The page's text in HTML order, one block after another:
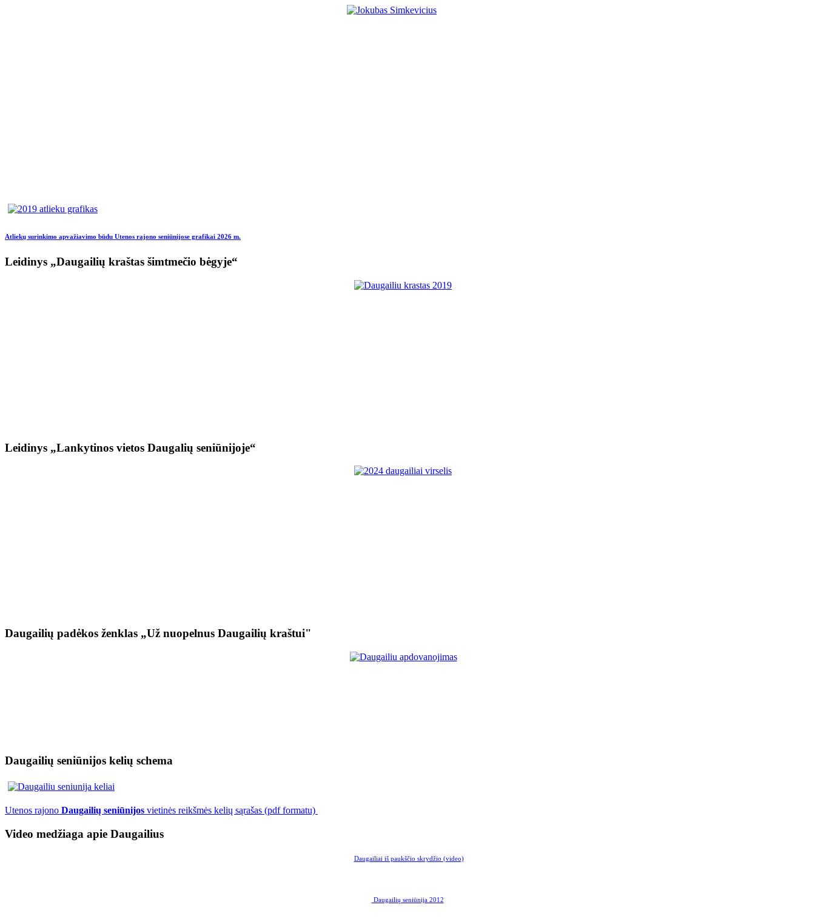
Atliekų surinkimo apvažiavimo būdu Utenos rajono seniūnijose grafikai 2026 m.
Leidinys „Daugailių kraštas šimtmečio bėgyje“
Leidinys „Lankytinos vietos Daugalių seniūnijoje“
Daugailių padėkos ženklas „Už nuopelnus Daugailių kraštui"
Daugailių seniūnijos kelių schema
Utenos rajono Daugailių seniūnijos vietinės reikšmės kelių sąrašas (pdf formatu)
Video medžiaga apie Daugailius
Daugailiai iš paukščio skrydžio (video)
Daugailių seniūnija 2012